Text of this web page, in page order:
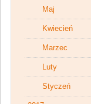
Maj
Kwiecień
Marzec
Luty
Styczeń